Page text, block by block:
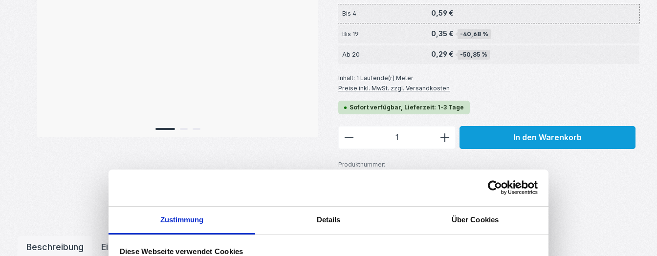
Zustimmung Details Über Cookies
Diese Webseite verwendet Cookies
Bis 4 0,59 €
Bis 19 0,35 € -40,68 %
Ab 20 0,29 € -50,85 %
Inhalt: 1 Laufende(r) Meter
Preise inkl. MwSt. zzgl. Versandkosten
Sofort verfügbar, Lieferzeit: 1-3 Tage
Produkt Anzahl: Gib den gewünschten Wert ein oder
In den Warenkorb
Produktnummer:
Beschreibung Eigenschaften Downloads